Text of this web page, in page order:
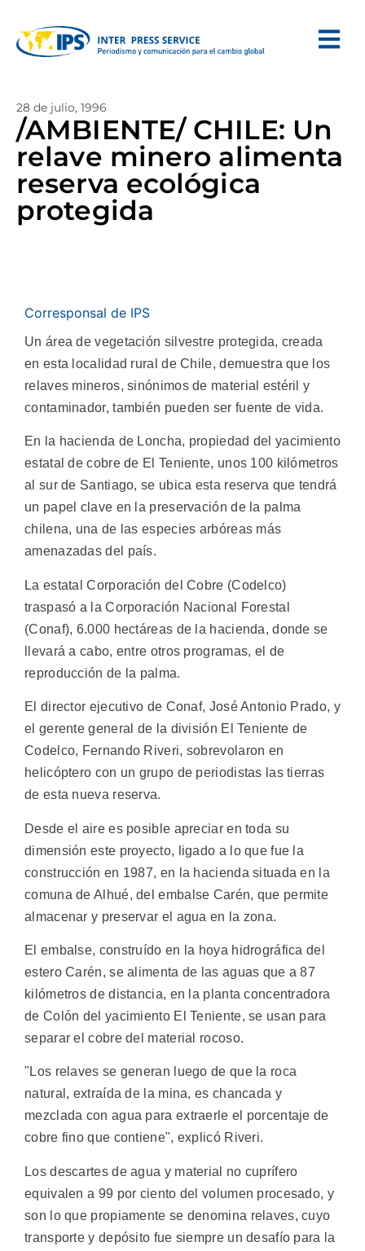
28 de julio, 1996
/AMBIENTE/ CHILE: Un
relave minero alimenta
reserva ecológica
protegida
Corresponsal de IPS
Un área de vegetación silvestre protegida, creada
en esta localidad rural de Chile, demuestra que los
relaves mineros, sinónimos de material estéril y
contaminador, también pueden ser fuente de vida.
En la hacienda de Loncha, propiedad del yacimiento
estatal de cobre de El Teniente, unos 100 kilómetros
al sur de Santiago, se ubica esta reserva que tendrá
un papel clave en la preservación de la palma
chilena, una de las especies arbóreas más
amenazadas del país.
La estatal Corporación del Cobre (Codelco)
traspasó a la Corporación Nacional Forestal
(Conaf), 6.000 hectáreas de la hacienda, donde se
llevará a cabo, entre otros programas, el de
reproducción de la palma.
El director ejecutivo de Conaf, José Antonio Prado, y
el gerente general de la división El Teniente de
Codelco, Fernando Riveri, sobrevolaron en
helicóptero con un grupo de periodistas las tierras
de esta nueva reserva.
Desde el aire es posible apreciar en toda su
dimensión este proyecto, ligado a lo que fue la
construcción en 1987, en la hacienda situada en la
comuna de Alhué, del embalse Carén, que permite
almacenar y preservar el agua en la zona.
El embalse, construído en la hoya hidrográfica del
estero Carén, se alimenta de las aguas que a 87
kilómetros de distancia, en la planta concentradora
de Colón del yacimiento El Teniente, se usan para
separar el cobre del material rocoso.
"Los relaves se generan luego de que la roca
natural, extraída de la mina, es chancada y
mezclada con agua para extraerle el porcentaje de
cobre fino que contiene", explicó Riveri.
Los descartes de agua y material no cuprífero
equivalen a 99 por ciento del volumen procesado, y
son lo que propiamente se denomina relaves, cuyo
transporte y depósito fue siempre un desafío para la